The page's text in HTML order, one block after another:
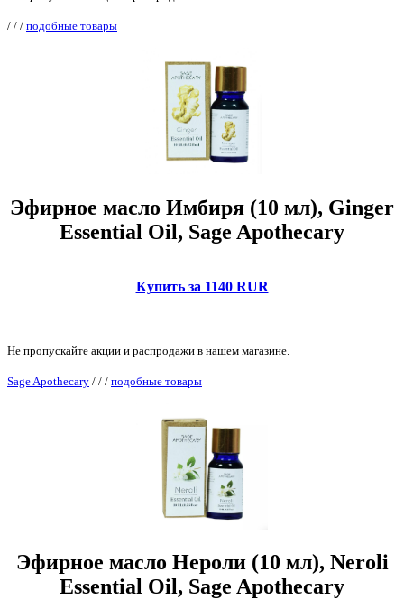
/ / / подобные товары
Эфирное масло Имбиря (10 мл), Ginger
Essential Oil, Sage Apothecary
Купить за 1140 RUR
Не пропускайте акции и распродажи в нашем магазине.
Sage Apothecary / / / подобные товары
Эфирное масло Нероли (10 мл), Neroli
Essential Oil, Sage Apothecary